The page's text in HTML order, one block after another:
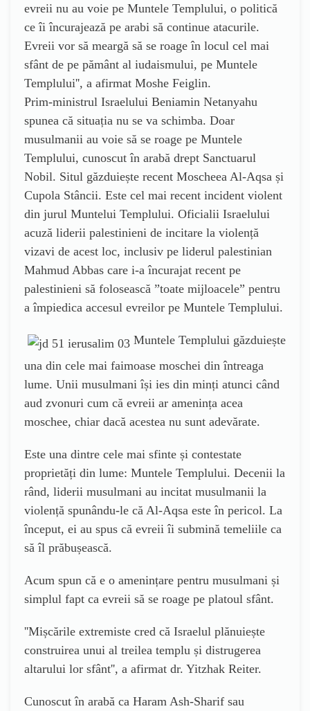
evreii nu au voie pe Muntele Templului, o politică
ce îi încurajează pe arabi să continue atacurile.
Evreii vor să meargă să se roage în locul cel mai
sfânt de pe pământ al iudaismului, pe Muntele
Templului'', a afirmat Moshe Feiglin.
Prim-ministrul Israelului Beniamin Netanyahu
spunea că situația nu se va schimba. Doar
musulmanii au voie să se roage pe Muntele
Templului, cunoscut în arabă drept Sanctuarul
Nobil. Situl găzduiește recent Moscheea Al-Aqsa și
Cupola Stâncii. Este cel mai recent incident violent
din jurul Muntelui Templului. Oficialii Israelului
acuză liderii palestinieni de incitare la violență
vizavi de acest loc, inclusiv pe liderul palestinian
Mahmud Abbas care i-a încurajat recent pe
palestinieni să folosească ”toate mijloacele” pentru
a împiedica accesul evreilor pe Muntele Templului.
Muntele Templului găzduiește
una din cele mai faimoase moschei din întreaga
lume. Unii musulmani își ies din minți atunci când
aud zvonuri cum că evreii ar amenința acea
moschee, chiar dacă acestea nu sunt adevărate.
Este una dintre cele mai sfinte și contestate
proprietăți din lume: Muntele Templului. Decenii la
rând, liderii musulmani au incitat musulmanii la
violență spunându-le că Al-Aqsa este în pericol. La
început, ei au spus că evreii îi submină temeliile ca
să îl prăbușească.
Acum spun că e o amenințare pentru musulmani și
simplul fapt ca evreii să se roage pe platoul sfânt.
''Mișcările extremiste cred că Israelul plănuiește
construirea unui al treilea templu și distrugerea
altarului lor sfânt'', a afirmat dr. Yitzhak Reiter.
Cunoscut în arabă ca Haram Ash-Sharif sau